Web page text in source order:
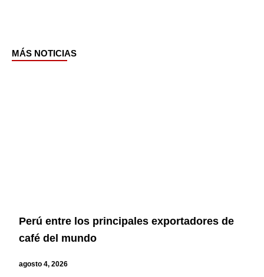
MÁS NOTICIAS
Perú entre los principales exportadores de
café del mundo
agosto 4, 2026